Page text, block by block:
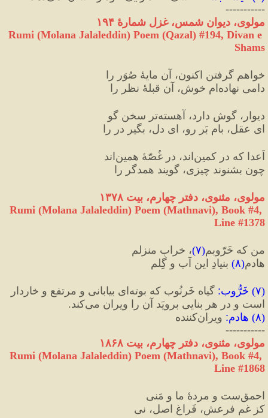
-----------
مولوی، دیوان شمس، غزل شمارهٔ ۱۹۴
Rumi (Molana Jalaleddin) Poem (Qazal) #194, Divan e
Shams
خواهم گرفتن اکنون، آن مایهٔ صُوَر را
دامی نهاده‌ام خوش، آن قبلهٔ نظر را
دیوار، گوش دارد، آهسته‌تر سخن گو
ای عقل، بام بَر رو، ای دل، بگیر در را
اَعدا که در کمین‌اند، در غُصّهٔ همین‌اند
چون بشنوند چیزی، گویند همدگر را
مولوی، مثنوی، دفتر چهارم، بیت ۱۳۷۸
Rumi (Molana Jalaleddin) Poem (Mathnavi), Book #4,
Line #1378
من که خَرّوبم(۷)، خرابِ منزلم
هادمِ(۸) بنیادِ این آب و گِلم
(۷) خَرُّوب:
است و در هر بنایی برویَد آن را ویران می‌کند.
(۸) هادم: ویران‌کننده
-----------
مولوی، مثنوی، دفتر چهارم، بیت ۱۸۶۸
Rumi (Molana Jalaleddin) Poem (Mathnavi), Book #4,
Line #1868
احمق‌ست و مردهٔ ما و مَنی
کز غمِ فرعش، فَراغ اصل، نی